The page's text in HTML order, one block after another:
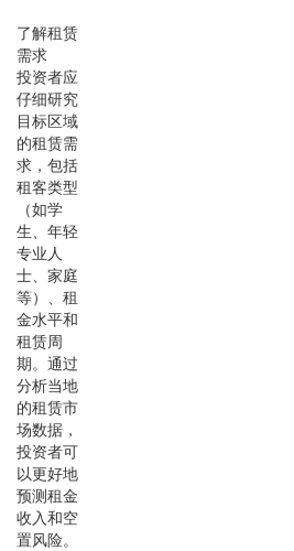
了解租赁
需求
投资者应
仔细研究
目标区域
的租赁需
求，包括
租客类型
（如学
生、年轻
专业人
士、家庭
等）、租
金水平和
租赁周
期。通过
分析当地
的租赁市
场数据，
投资者可
以更好地
预测租金
收入和空
置风险。